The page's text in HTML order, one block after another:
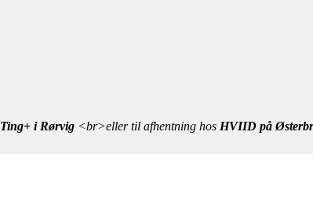
Ting+ i Rørvig<br>eller til afhentning hos HVIID på